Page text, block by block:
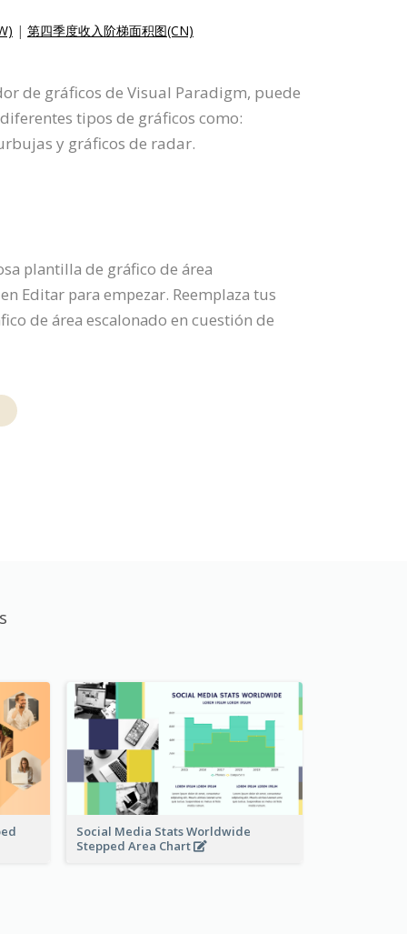
| 第四季度收入阶梯面积图(CN)
de gráficos de Visual Paradigm, puede
tipos de gráficos como:
y gráficos de radar.
plantilla de gráfico de área
Editar para empezar. Reemplaza tus
de área escalonado en cuestión de
Social Media Stats Worldwide
Stepped Area Chart